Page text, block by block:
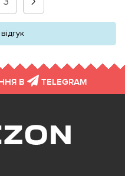
В TELEGRAM